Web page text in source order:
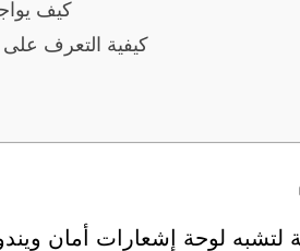
كيف
كيفية التعرف على
لتشبه لوحة إشعارات أمان